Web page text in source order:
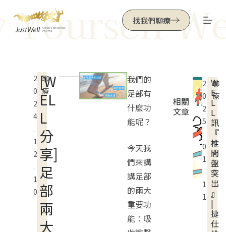
跳
至
找我們聊療
2
0
2
4
.
1
2
.
1
0
聊
療
[W
EL
L
分
享]
足
部
兩
大
我們的
足部有
什麼功
能呢？
今天我
們來講
講足部
的兩大
重要功
能：吸
相關
文章
2
0
2
5
.
0
1
.
1
1
聊
療
W
E
L
L
訊
『
椎
間
盤
突
出
』
|
捷
仕